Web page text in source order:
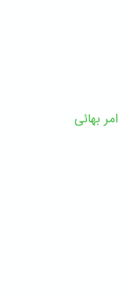
بهائی